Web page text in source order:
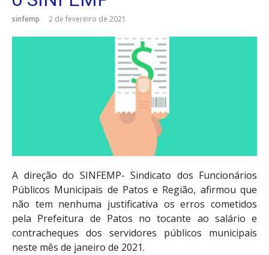
sinfemp 2 de fevereiro de 2021
A direção do SINFEMP- Sindicato dos Funcionários
Públicos Municipais de Patos e Região, afirmou que
não tem nenhuma justificativa os erros cometidos
pela Prefeitura de Patos no tocante ao salário e
contracheques dos servidores públicos municipais
neste mês de janeiro de 2021.